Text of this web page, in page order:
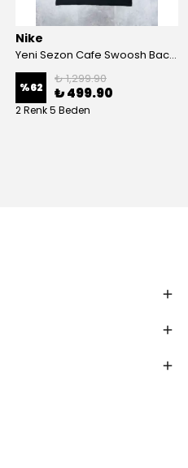
Nike
Yeni Sezon Cafe Swoosh Back To Print T-shirt
%62
₺ 1,299.90
₺ 499.90
2 Renk 5 Beden